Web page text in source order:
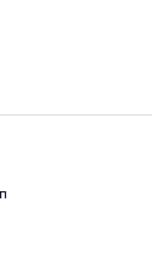
выгодные
чтобы мы